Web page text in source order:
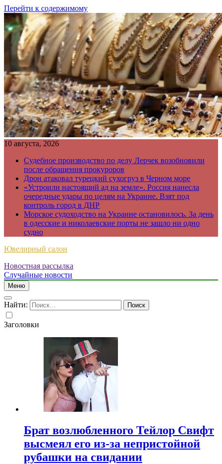
Перейти к содержимому
10 августа, 2026
Судебное производство по делу Лерчек возобновили
после обращения прокуроров
Дрон атаковал турецкий сухогруз в Черном море
«Устроили настоящий ад на земле». Россия нанесла
очередные удары по целям на Украине. Взят под
контроль город в ДНР
Морское судоходство на Украине остановилось. За день
в одесские и николаевские порты не зашло ни одно
судно
Ювелирный салон
Новостная рассылка
Случайные новости
Меню
Найти:
Заголовки
Брат возлюбленного Тейлор Свифт
высмеял его из-за непристойной
рубашки на свидании